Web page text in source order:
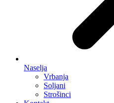
Naselja
Vrbanja
Soljani
Strošinci